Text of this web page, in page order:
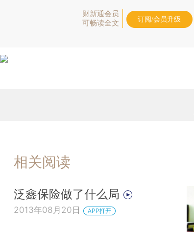
财新通会员
可畅读全文
订阅/会员升级
相关阅读
泛鑫保险做了什么局
2013年08月20日 APP打开